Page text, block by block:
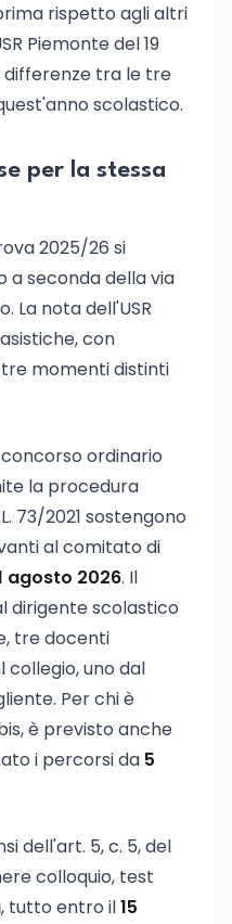
rispetto agli altri
Piemonte del 19
differenze tra le tre
scolastico.
per la stessa
2025/26 si
a seconda della via
La nota dell'USR
con
momenti distinti
ordinario
la procedura
73/2021 sostengono
al comitato di
agosto 2026. Il
dirigente scolastico
tre docenti
uno dal
Per chi è
è previsto anche
i percorsi da 5
dell'art. 5, c. 5, del
colloquio, test
, tutto entro il15